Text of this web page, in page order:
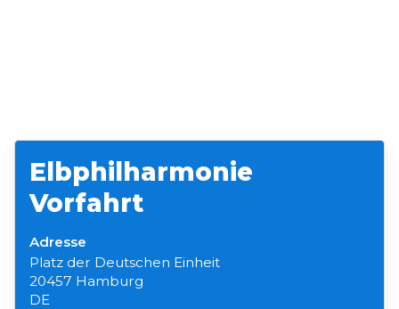
Elbphilharmonie
Vorfahrt
Adresse
Platz der Deutschen Einheit
20457 Hamburg
DE